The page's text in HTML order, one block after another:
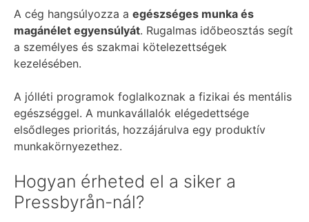
A cég hangsúlyozza a egészséges munka és
magánélet egyensúlyát. Rugalmas időbeosztás segít
a személyes és szakmai kötelezettségek
kezelésében.
A jólléti programok foglalkoznak a fizikai és mentális
egészséggel. A munkavállalók elégedettsége
elsődleges prioritás, hozzájárulva egy produktív
munkakörnyezethez.
Hogyan érheted el a siker a
Pressbyrån-nál?